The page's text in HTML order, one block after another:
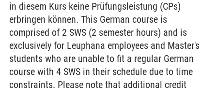
in diesem Kurs keine Prüfungsleistung (CPs)
erbringen können. This German course is
comprised of 2 SWS (2 semester hours) and is
exclusively for Leuphana employees and Master's
students who are unable to fit a regular German
course with 4 SWS in their schedule due to time
constraints. Please note that additional credit